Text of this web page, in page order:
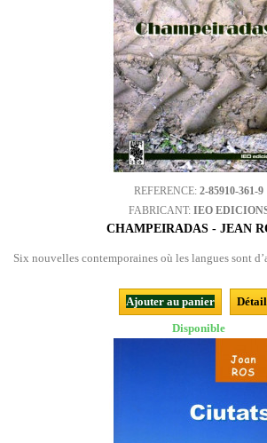
REFERENCE: 2-85910-361-9
FABRICANT: IEO
CHAMPEIRADAS - JEAN
Six nouvelles contemporaines où les langues sont
Ajouter au panier
Disponible